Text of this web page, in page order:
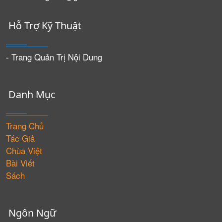
Hỗ Trợ Kỹ Thuật
- Trang Quản Trị Nội Dung
Danh Mục
Trang Chủ
Tác Giả
Chùa Việt
Bài Viết
Sách
Ngôn Ngữ